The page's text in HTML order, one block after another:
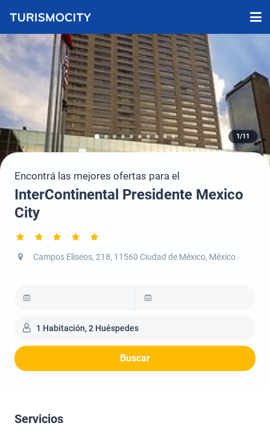
1/11
Encontrá las mejores ofertas para el
InterContinental Presidente Mexico
City
Campos Eliseos, 218, 11560 Ciudad de México, México
1 Habitación, 2 Huéspedes
Buscar
Servicios